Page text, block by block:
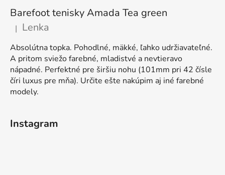
Barefoot tenisky Amada Tea green
Hodnotenie produktu je 5 z 5 hviezdičiek.
| Lenka
Absolútna topka. Pohodlné, mäkké, ľahko udržiavateľné.
A pritom sviežo farebné, mladistvé a nevtieravo
nápadné. Perfektné pre širšiu nohu (101mm pri 42 čísle
číri luxus pre mňa). Určite ešte nakúpim aj iné farebné
modely.
Instagram